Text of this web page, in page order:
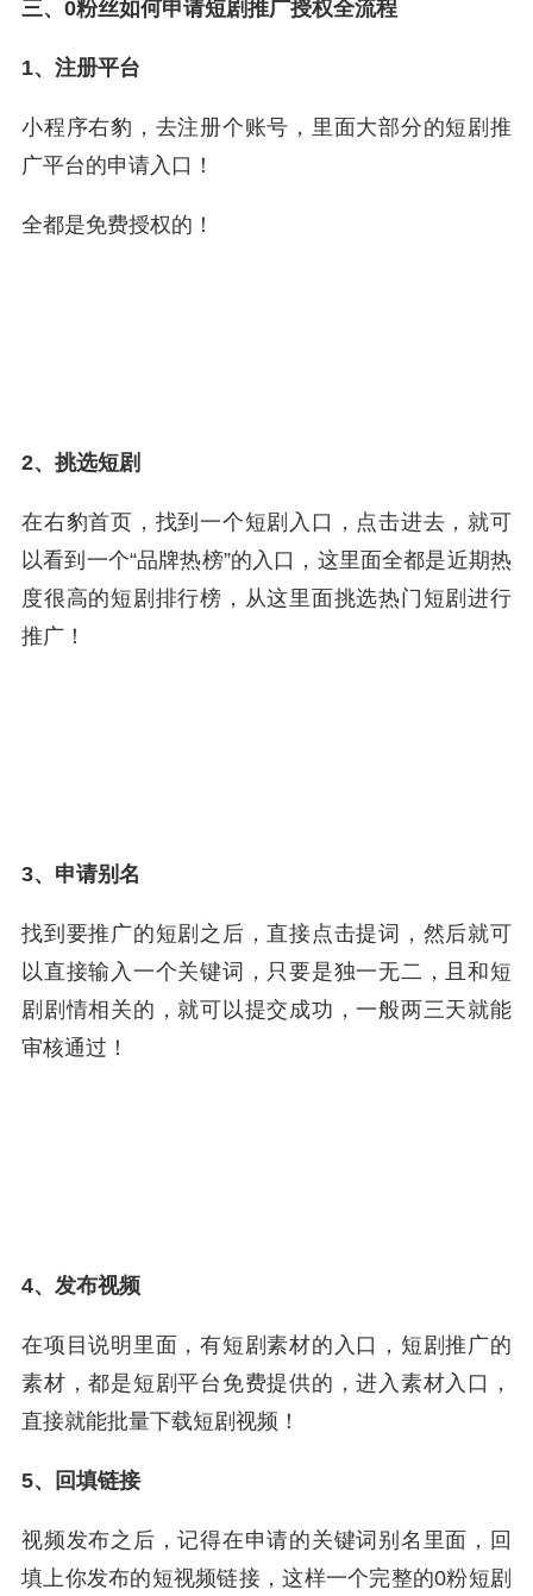
三、0粉丝如何申请短剧推广授权全流程
1、注册平台
小程序右豹，去注册个账号，里面大部分的短剧推
广平台的申请入口！
全都是免费授权的！
2、挑选短剧
在右豹首页，找到一个短剧入口，点击进去，就可
以看到一个“品牌热榜”的入口，这里面全都是近期热
度很高的短剧排行榜，从这里面挑选热门短剧进行
推广！
3、申请别名
找到要推广的短剧之后，直接点击提词，然后就可
以直接输入一个关键词，只要是独一无二，且和短
剧剧情相关的，就可以提交成功，一般两三天就能
审核通过！
4、发布视频
在项目说明里面，有短剧素材的入口，短剧推广的
素材，都是短剧平台免费提供的，进入素材入口，
直接就能批量下载短剧视频！
5、回填链接
视频发布之后，记得在申请的关键词别名里面，回
填上你发布的短视频链接，这样一个完整的0粉短剧